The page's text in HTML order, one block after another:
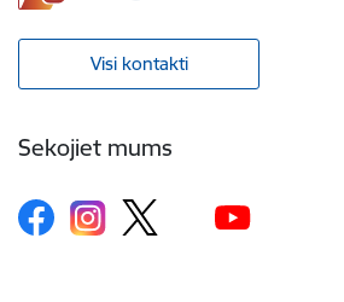
Visi kontakti
Sekojiet mums